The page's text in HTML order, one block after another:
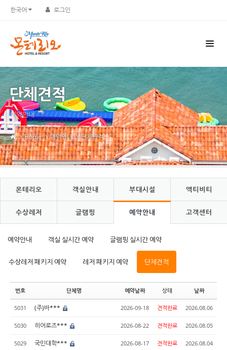
한국어 로그인
단체견적
예약안내
Home 예약안내 단체견적
몬테리오 객실안내 부대시설 액티비티
수상레저 글램핑 예약안내 고객센터
예약안내 객실 실시간 예약 글램핑 실시간 예약
수상레저 패키지 예약 레저 패키지 예약 단체견적
번호 단체명 예약날짜 상태 날짜
5031 (주)바*** 2026-09-18 견적완료 2026.08.06
5030 히어로즈*** 2026-08-22 견적완료 2026.08.05
5029 국민대학*** 2026-08-17 견적완료 2026.08.04
Sketchbook5, 스케치북5